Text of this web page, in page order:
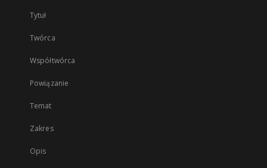
Tytuł
Twórca
Współtwórca
Powiązanie
Temat
Zakres
Opis